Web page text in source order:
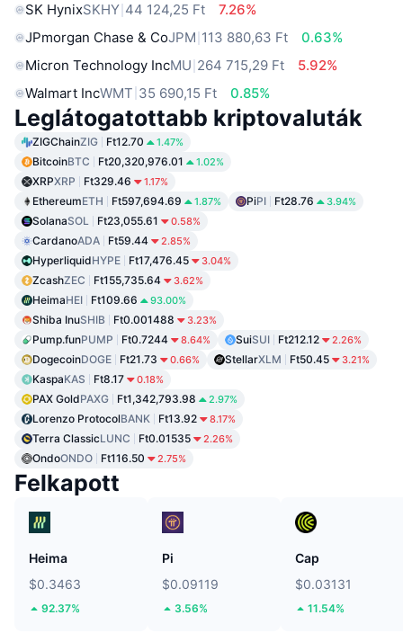
SK HynixSKHY 44 124,25 Ft
7.26%
JPmorgan Chase & CoJPM 113 880,63 Ft
0.63%
Micron Technology IncMU 264 715,29 Ft
5.92%
Walmart IncWMT 35 690,15 Ft 0.85%
Leglátogatottabb kriptovaluták
ZIGChainZIG Ft12.70 1.47%
BitcoinBTC Ft20,320,976.01 1.02%
XRPXRP Ft329.46 1.17%
EthereumETH Ft597,694.69 1.87% PiPI Ft28.76 3.94%
SolanaSOL Ft23,055.61 0.58%
CardanoADA Ft59.44 2.85%
HyperliquidHYPE Ft17,476.45 3.04%
ZcashZEC Ft155,735.64 3.62%
HeimaHEI Ft109.66 93.00%
Shiba InuSHIB Ft0.001488 3.23%
Pump.funPUMP Ft0.7244 8.64% SuiSUI Ft212.12 2.26%
DogecoinDOGE Ft21.73 0.66% StellarXLM Ft50.45 3.21%
KaspaKAS Ft8.17 0.18%
PAX GoldPAXG Ft1,342,793.98 2.97%
Lorenzo ProtocolBANK Ft13.92 8.17%
Terra ClassicLUNC Ft0.01535 2.26%
OndoONDO Ft116.50 2.75%
Felkapott
Heima
$0.3463
92.37%
Pi
$0.09119
3.56%
Cap
$0.03131
11.54%